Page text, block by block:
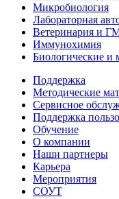
Микробиология
Лабораторная
Ветеринария и
Иммунохимия
Биологические и
Поддержка
Методические
Сервисное
Поддержка
Обучение
О компании
Наши партнеры
Карьера
Мероприятия
СОУТ